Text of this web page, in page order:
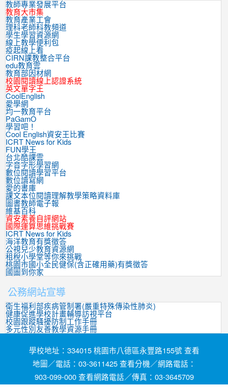
教師專業發展平台
教育大市集
教育產業工會
理科老師科教頻道
學生學習資源網
線上教學便利包
疫起線上看
CIRN課教整合平台
edu教育雲
教育部因材網
校園閱讀線上認證系統
英文單字王
CoolEnglish
愛學網
均一教育平台
PaGamO
學習吧！
Cool English資安王比賽
ICRT News for Kids
FUN學王
台北酷課雲
字音字形學習網
數位閱讀學習平台
數位讀寫網
愛的書庫
課文本位閱讀理解教學策略資料庫
圖書教師電子報
維基百科
資安素養自評網站
國際運算思維挑戰賽
ICRT News for Kids
海洋教育有獎徵答
公視兒少教育資源網
租稅小學堂等你來挑戰
桃園市國小全民健保(含正確用藥)有獎徵答
國圖到你家
公務網站宣導
衛生福利部疾病管制署(嚴重特殊傳染性肺炎)
健康促進學校計畫輔導訪視平台
校園跟蹤騷擾防制工作手冊
多元性別友善教學資源手冊
學校地址：334015 桃園市八德區永豐路155號 查看
地圖／電話：03-3611425 查看分機／網路電話：
903-099-000 查看網路電話／傳真：03-3645709